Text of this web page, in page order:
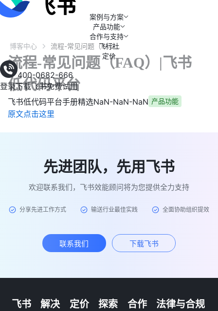
案例与方案
产品功能
合作与支持
飞行社
定价
400-0682-666
登录下载飞书免费试用
博客中心 流程-常见问题（FAQ）|飞书低代码平台
流程-常见问题（FAQ）|飞书
低代码平台
飞书低代码平台手册精选NaN-NaN-NaN 产品功能
原文点击这里
先进团队，先用飞书
欢迎联系我们，飞书效能顾问将为您提供全力支持
分享先进工作方式 输送行业最佳实践 全面协助组织提效
联系我们 下载飞书
飞书
解决
定价
探索
合作
法律与合规